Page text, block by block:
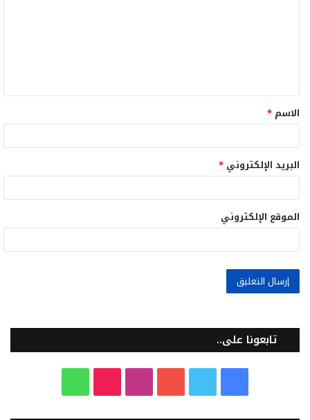
ق
*
الاسم *
البريد الإلكتروني *
الموقع الإلكتروني
تابعونا على..